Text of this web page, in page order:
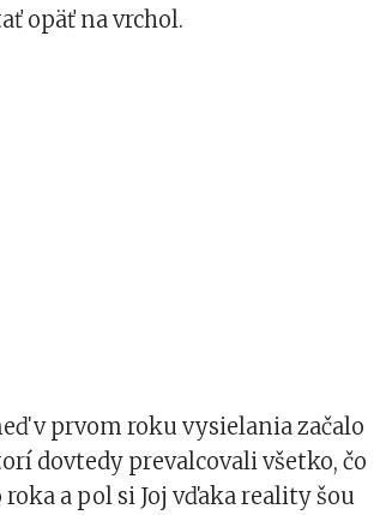
opäť na vrchol.
v prvom roku vysielania začalo
dovtedy prevalcovali všetko, čo
a pol si Joj vďaka reality šou